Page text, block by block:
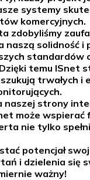
systemy
komercyjnych.
zdobyliśmy
solidność i
standardów
temu ISnet
trwałych i
naszej strony
może
nie tylko
potencjał
i dzielenia się
ważny!